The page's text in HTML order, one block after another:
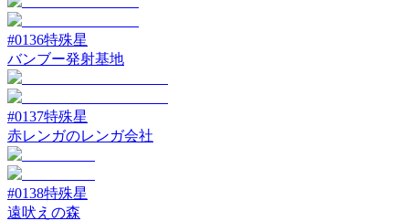
#0136特殊星
バンブー発射基地
#0137特殊星
赤レンガのレンガ会社
#0138特殊星
遠吠えの森